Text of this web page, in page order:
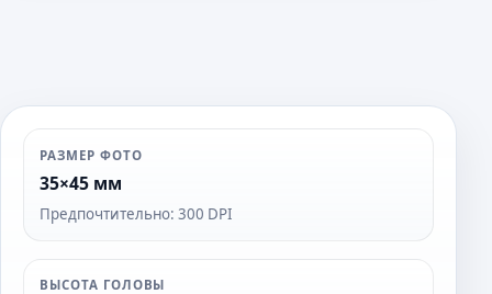
РАЗМЕР ФОТО
35×45 мм
Предпочтительно: 300 DPI
ВЫСОТА ГОЛОВЫ